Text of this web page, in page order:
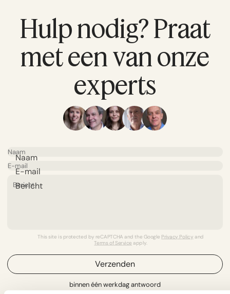
Hulp nodig? Praat
met een van onze
experts
Naam
E-mail
Bericht
This site is protected by reCAPTCHA and the Google Privacy Policy and
Terms of Service apply.
Verzenden
binnen één werkdag antwoord